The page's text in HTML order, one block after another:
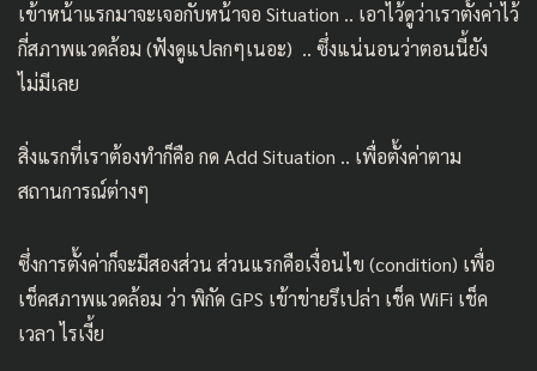
เข้าหน้าแรกมาจะเจอกับหน้าจอ Situation .. เอาไว้ดูว่าเราตั้งค่าไว้
กี่สภาพแวดล้อม (ฟังดูแปลกๆเนอะ) .. ซึ่งแน่นอนว่าตอนนี้ยัง
ไม่มีเลย
สิ่งแรกที่เราต้องทำก็คือ กด Add Situation .. เพื่อตั้งค่าตาม
สถานการณ์ต่างๆ
ซึ่งการตั้งค่าก็จะมีสองส่วน ส่วนแรกคือเงื่อนไข (condition) เพื่อ
เช็คสภาพแวดล้อม ว่า พิกัด GPS เข้าข่ายรึเปล่า เช็ค WiFi เช็ค
เวลา ไรเงี้ย